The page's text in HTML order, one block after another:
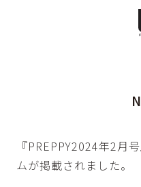
『PREPPY2024年2月
ムが掲載されました。